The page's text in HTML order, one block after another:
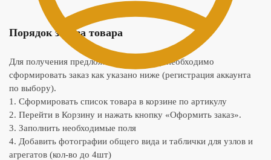
Порядок заказа товара
Для получения предложения по товару необходимо
сформировать заказ как указано ниже (регистрация аккаунта
по выбору).
1. Сформировать список товара в корзине по артикулу
2. Перейти в Корзину и нажать кнопку «Оформить заказ».
3. Заполнить необходимые поля
4. Добавить фотографии общего вида и таблички для узлов и
агрегатов (кол-во до 4шт)